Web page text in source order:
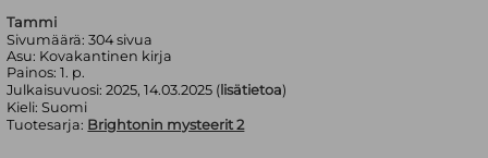
Tammi
Sivumäärä:304sivua
Asu: Kovakantinen kirja
Painos:1. p.
Julkaisuvuosi:2025, 14.03.2025 ( lisätietoa)
Kieli:Suomi
Tuotesarja: Brightonin mysteerit 2